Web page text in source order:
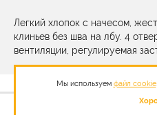
Легкий хлопок с начесом,
клиньев без шва на лбу. 4
вентиляции, регулируемая
Мы используем файл cookie